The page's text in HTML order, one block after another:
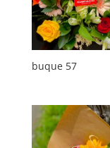
buque 57